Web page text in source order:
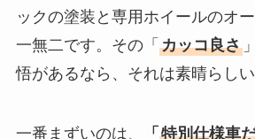
ックの塗装と専用ホイールのオ
一無二です。その「 カッコ良さ
悟があるなら、それは素晴らしい
一番まずいのは、 「 特別仕様車